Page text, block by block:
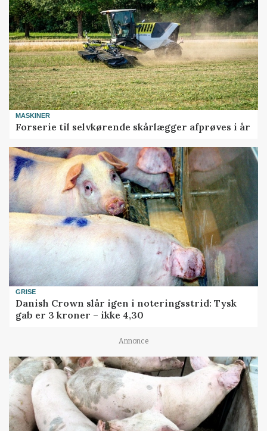
MASKINER
Forserie til selvkørende skårlægger afprøves i år
GRISE
Danish Crown slår igen i noteringsstrid: Tysk
gab er 3 kroner – ikke 4,30
Annonce